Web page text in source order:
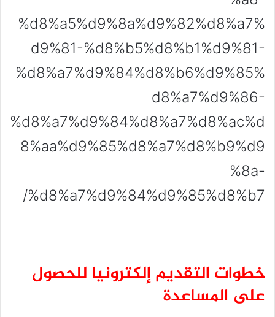
%d8%a5%d9%8a%d9%82%d8%a7%
d9%81-%d8%b5%d8%b1%d9%81-
%d8%a7%d9%84%d8%b6%d9%85%
d8%a7%d9%86-
%d8%a7%d9%84%d8%a7%d8%ac%d
8%aa%d9%85%d8%a7%d8%b9%d9
%8a-
%d8%a7%d9%84%d9%85%d8%b7/
خطوات التقديم إلكترونيا للحصول
على المساعدة